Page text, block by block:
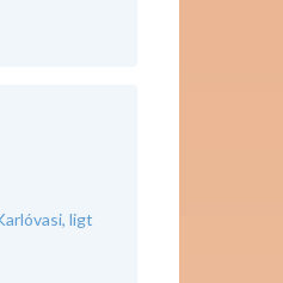
ligt